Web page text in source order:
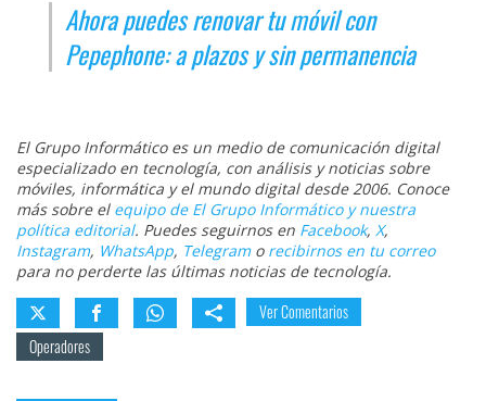
Ahora puedes renovar tu móvil con
Pepephone: a plazos y sin permanencia
El Grupo Informático es un medio de comunicación digital
especializado en tecnología, con análisis y noticias sobre
móviles, informática y el mundo digital desde 2006. Conoce
más sobre el equipo de El Grupo Informático y nuestra
política editorial. Puedes seguirnos en Facebook, X,
Instagram, WhatsApp, Telegramo recibirnos en tu correo
para no perderte las últimas noticias de tecnología.
Ver Comentarios
Operadores